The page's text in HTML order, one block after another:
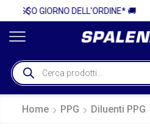
Home PPG Diluenti PPG